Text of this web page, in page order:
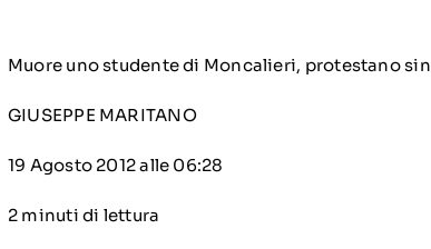
Muore uno studente di Moncalieri, protestano
GIUSEPPE MARITANO
19 Agosto 2012 alle 06:28
2 minuti di lettura